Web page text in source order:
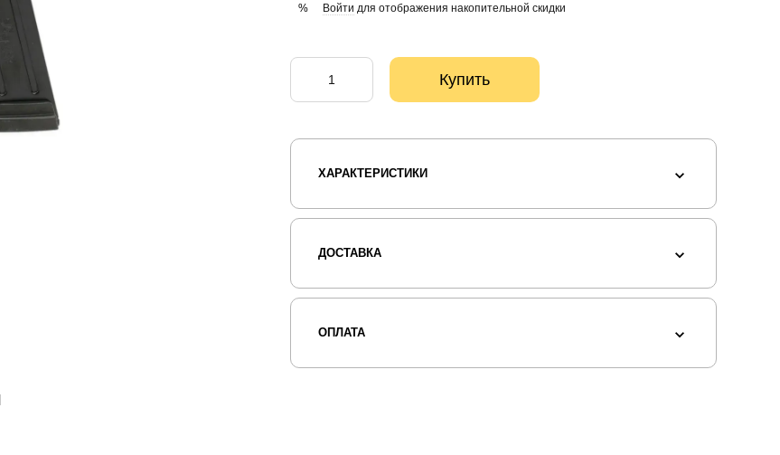
% Войти для отображения накопительной скидки
Купить
ХАРАКТЕРИСТИКИ
ДОСТАВКА
ОПЛАТА